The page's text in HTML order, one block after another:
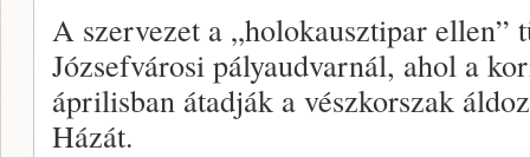
A szervezet a „holokausztipar ellen”
Józsefvárosi pályaudvarnál, ahol a
áprilisban átadják a vészkorszak
Házát.